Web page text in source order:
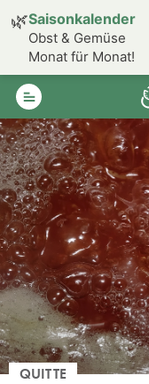
QUITTE
🌿Saisonkalender
Obst & Gemüse
Monat für Monat!